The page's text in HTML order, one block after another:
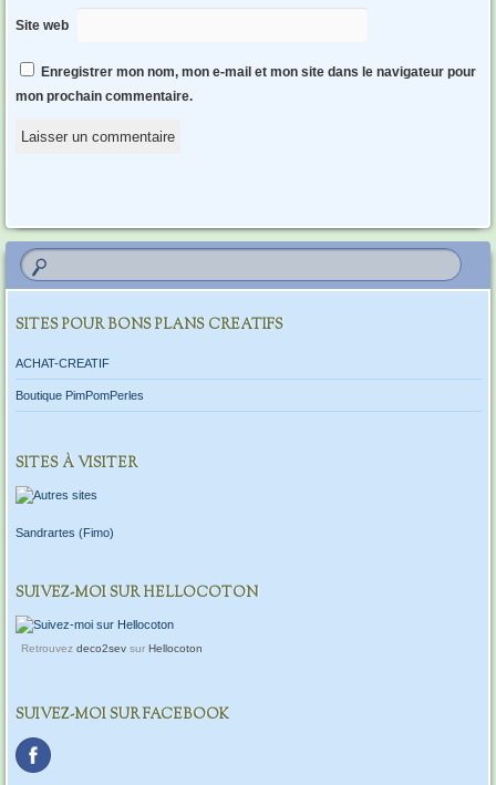
Site web
Enregistrer mon nom, mon e-mail et mon site dans le navigateur pour
mon prochain commentaire.
SITES POUR BONS PLANS CREATIFS
ACHAT-CREATIF
Boutique PimPomPerles
SITES À VISITER
Sandrartes (Fimo)
SUIVEZ-MOI SUR HELLOCOTON
Retrouvez deco2sevsur Hellocoton
SUIVEZ-MOI SUR FACEBOOK